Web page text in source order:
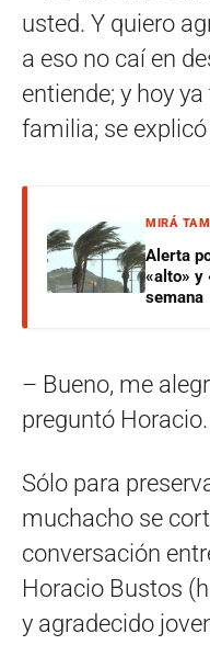
usted. Y quiero
a eso no caí en
entiende; y hoy
familia; se explicó
MIRÁ
Alerta
«alto» y
semana
– Bueno, me
preguntó Horacio.
Sólo para
muchacho se
conversación
Horacio Bustos
y agradecido